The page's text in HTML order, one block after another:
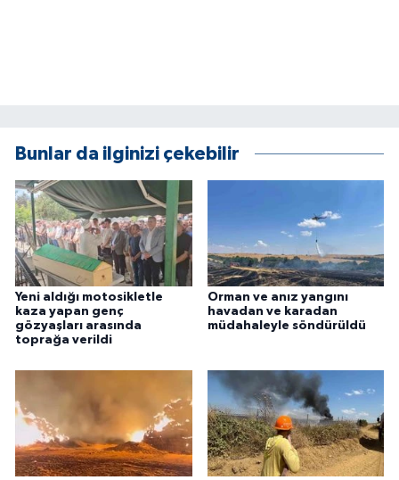
Bunlar da ilginizi çekebilir
Yeni aldığı motosikletle
kaza yapan genç
gözyaşları arasında
toprağa verildi
Orman ve anız yangını
havadan ve karadan
müdahaleyle söndürüldü